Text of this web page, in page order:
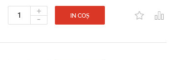
+
- IN COȘ